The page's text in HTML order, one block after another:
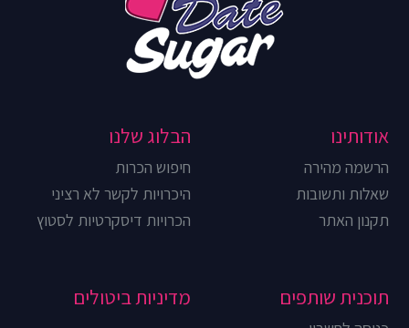
אודותינו
הרשמה מהירה
שאלות ותשובות
תקנון האתר
הבלוג שלנו
חיפוש הכרות
היכרויות לקשר לא רציני
הכרויות דיסקרטיות לסטוץ
תוכנית שותפים מדיניות ביטולים